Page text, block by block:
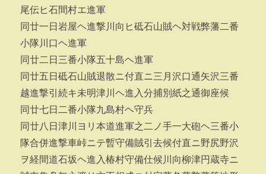
尾伝ヒ石間村エ進軍
同廿一日岩屋ヘ進撃川向ヒ砥石山賊ヘ対戦弊藩二番
小隊川口ヘ進軍
同廿二日三番小隊五十島ヘ進軍
同廿五日砥石山賊退散ニ付直ニ三月沢口通矢沢三番
越進撃引続キ未明津川ヘ進入分捕別紙之通御座候
同廿七日二番小隊九島村ヘ守兵
同廿八日津川ヨリ本道進軍之二ノ手一大砲ヘ三番小
隊合併進撃車峠ニテ暫守備賊引去候付直ニ野尻野沢
ヲ経間道石坂ヘ進入椿村守備仕候川向柳津円蔵寺ニ